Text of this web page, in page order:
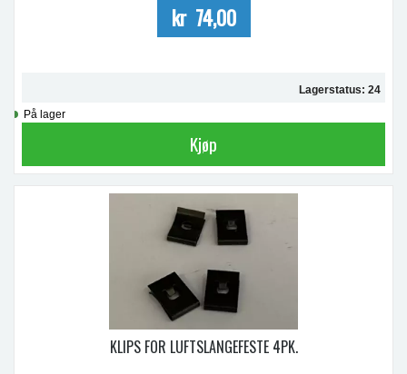
kr 74,00
Lagerstatus: 24
På lager
Kjøp
KLIPS FOR LUFTSLANGEFESTE 4PK.